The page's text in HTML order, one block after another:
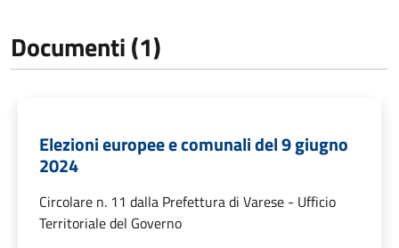
Documenti (1)
Elezioni europee e comunali del 9 giugno
2024
Circolare n. 11 dalla Prefettura di Varese - Ufficio
Territoriale del Governo